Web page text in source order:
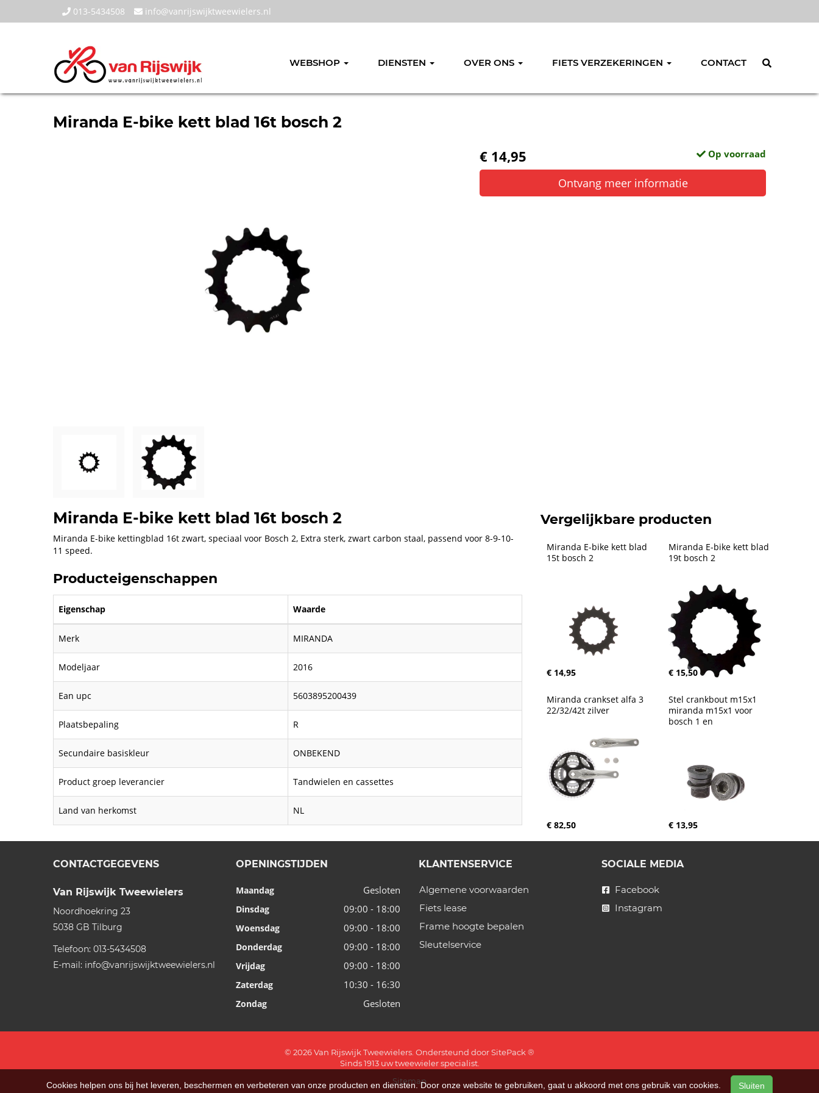
013-5434508 info@vanrijswijktweewielers.nl
WEBSHOP DIENSTEN OVER ONS FIETS VERZEKERINGEN CONTACT
Miranda E-bike kett blad 16t bosch 2
€ 14,95
Op voorraad
Ontvang meer informatie
Miranda E-bike kett blad 16t bosch 2
Miranda E-bike kettingblad 16t zwart, speciaal voor Bosch 2, Extra sterk, zwart carbon staal, passend voor 8-9-10-
11 speed.
Producteigenschappen
Eigenschap Waarde
Merk MIRANDA
Modeljaar 2016
Ean upc 5603895200439
Plaatsbepaling R
Secundaire basiskleur ONBEKEND
Product groep leverancier Tandwielen en cassettes
Land van herkomst NL
Vergelijkbare producten
Miranda E-bike kett blad
15t bosch 2
€ 14,95
Miranda E-bike kett blad
19t bosch 2
€ 15,50
Miranda crankset alfa 3
22/32/42t zilver
€ 82,50
Stel crankbout m15x1
miranda m15x1 voor
bosch 1 en
€ 13,95
CONTACTGEGEVENS
Van Rijswijk Tweewielers
Noordhoekring 23
5038 GB Tilburg
Telefoon: 013-5434508
E-mail: info@vanrijswijktweewielers.nl
OPENINGSTIJDEN
Maandag Gesloten
Dinsdag 09:00 - 18:00
Woensdag 09:00 - 18:00
Donderdag 09:00 - 18:00
Vrijdag 09:00 - 18:00
Zaterdag 10:30 - 16:30
Zondag Gesloten
KLANTENSERVICE
Algemene voorwaarden
Fiets lease
Frame hoogte bepalen
Sleutelservice
SOCIALE MEDIA
Facebook
Instagram
© 2026 Van Rijswijk Tweewielers. Ondersteund doorSitePack ®
Sinds 1913 uw tweewieler specialist.
Sitemap
Cookies helpen ons bij het leveren, beschermen en verbeteren van onze producten en diensten. Door onze website te gebruiken, gaat u akkoord met ons gebruik van cookies. Sluiten